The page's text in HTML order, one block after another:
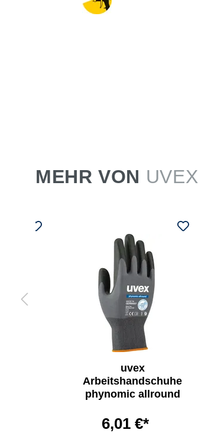
MEHR VON UVEX
uvex
Arbeitshandschuhe
phynomic allround
6,01 €*